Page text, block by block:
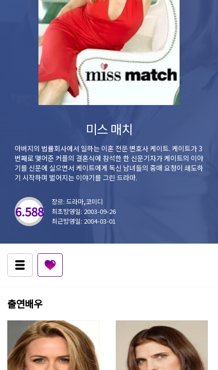
미스 매치
아버지의 법률회사에서 일하는 이혼 전문 변호사 케이트. 케이트가 3
번째로 맺어준 커플의 결혼식에 참석한 한 신문기자가 케이트의 이야
기를 신문에 실으면서 케이트에게 독신 남녀들의 중매 요청이 쇄도하
기 시작하며 벌어지는 이야기를 그린 드라마.
6.588
장르: 드라마,코미디
최초방영일: 2003-09-26
최근방영일: 2004-03-01
출연배우